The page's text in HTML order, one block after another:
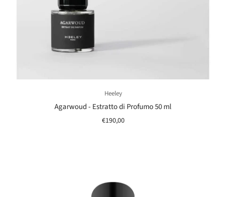
Heeley
Agarwoud - Estratto di Profumo 50 ml
€190,00